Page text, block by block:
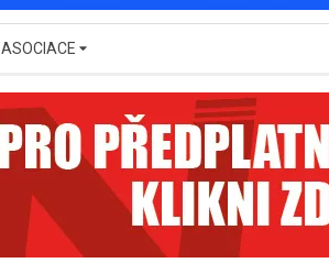
ASOCIACE